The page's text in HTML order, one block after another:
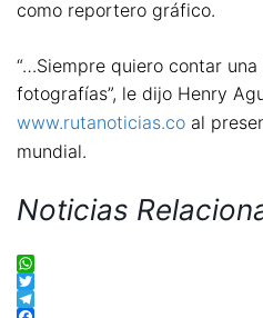
como reportero gráfico.
“…Siempre quiero contar
fotografías”, le dijo Henry
www.rutanoticias.co al
mundial.
Noticias
WhatsApp
Twitter